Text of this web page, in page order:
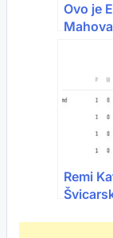
Ovo je
njega
Remi